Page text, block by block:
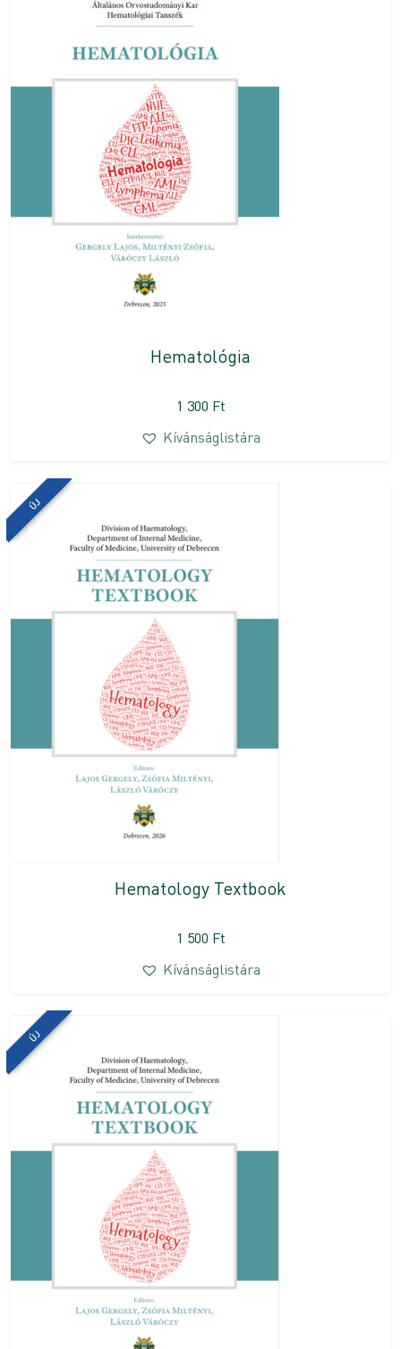
Hematológia
1 300 Ft
Kívánságlistára
ÚJ
Hematology Textbook
1 500 Ft
Kívánságlistára
ÚJ